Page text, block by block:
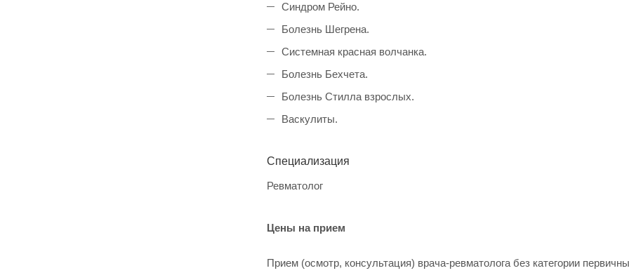
Синдром Рейно.
Болезнь Шегрена.
Системная красная волчанка.
Болезнь Бехчета.
Болезнь Стилла взрослых.
Васкулиты.
Специализация
Ревматолог
Цены на прием
Прием (осмотр, консультация) врача-ревматолога без категории